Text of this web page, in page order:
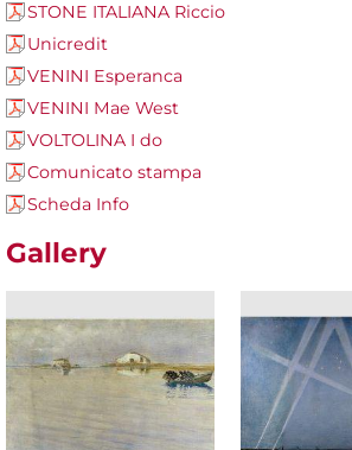
STONE ITALIANA Riccio
Unicredit
VENINI Esperanca
VENINI Mae West
VOLTOLINA I do
Comunicato stampa
Scheda Info
Gallery